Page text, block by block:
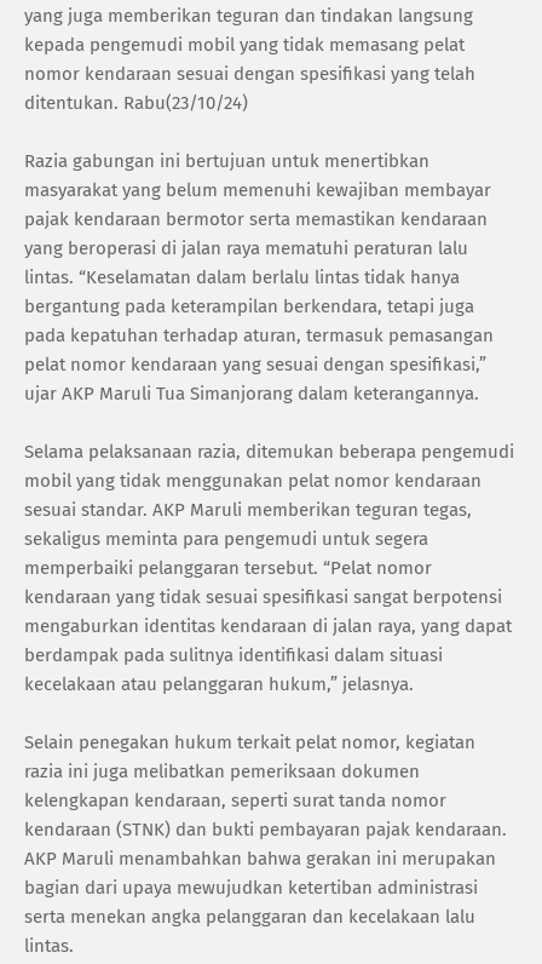
yang juga memberikan teguran dan tindakan langsung
kepada pengemudi mobil yang tidak memasang pelat
nomor kendaraan sesuai dengan spesifikasi yang telah
ditentukan. Rabu(23/10/24)
Razia gabungan ini bertujuan untuk menertibkan
masyarakat yang belum memenuhi kewajiban membayar
pajak kendaraan bermotor serta memastikan kendaraan
yang beroperasi di jalan raya mematuhi peraturan lalu
lintas. “Keselamatan dalam berlalu lintas tidak hanya
bergantung pada keterampilan berkendara, tetapi juga
pada kepatuhan terhadap aturan, termasuk pemasangan
pelat nomor kendaraan yang sesuai dengan spesifikasi,”
ujar AKP Maruli Tua Simanjorang dalam keterangannya.
Selama pelaksanaan razia, ditemukan beberapa pengemudi
mobil yang tidak menggunakan pelat nomor kendaraan
sesuai standar. AKP Maruli memberikan teguran tegas,
sekaligus meminta para pengemudi untuk segera
memperbaiki pelanggaran tersebut. “Pelat nomor
kendaraan yang tidak sesuai spesifikasi sangat berpotensi
mengaburkan identitas kendaraan di jalan raya, yang dapat
berdampak pada sulitnya identifikasi dalam situasi
kecelakaan atau pelanggaran hukum,” jelasnya.
Selain penegakan hukum terkait pelat nomor, kegiatan
razia ini juga melibatkan pemeriksaan dokumen
kelengkapan kendaraan, seperti surat tanda nomor
kendaraan (STNK) dan bukti pembayaran pajak kendaraan.
AKP Maruli menambahkan bahwa gerakan ini merupakan
bagian dari upaya mewujudkan ketertiban administrasi
serta menekan angka pelanggaran dan kecelakaan lalu
lintas.